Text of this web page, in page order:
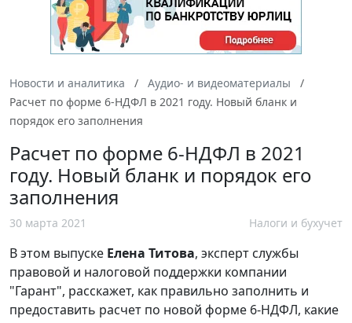
Новости и аналитика
Аудио- и видеоматериалы
Расчет по форме 6-НДФЛ в 2021 году. Новый бланк и
порядок его заполнения
Расчет по форме 6-НДФЛ в 2021
году. Новый бланк и порядок его
заполнения
30 марта 2021 Налоги и бухучет
В этом выпуске Елена Титова, эксперт службы
правовой и налоговой поддержки компании
"Гарант", расскажет, как правильно заполнить и
предоставить расчет по новой форме 6-НДФЛ, какие